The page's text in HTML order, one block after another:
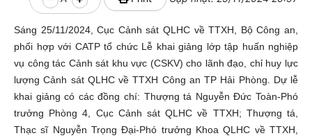
Sáng 25/11/2024, Cục Cảnh sát QLHC về TTXH, Bộ Công an,
phối hợp với CATP tổ chức Lễ khai giảng lớp tập huấn nghiệp
vụ công tác Cảnh sát khu vực (CSKV) cho lãnh đạo, chỉ huy lực
lượng Cảnh sát QLHC về TTXH Công an TP Hải Phòng. Dự lễ
khai giảng có các đồng chí: Thượng tá Nguyễn Đức Toàn-Phó
trưởng Phòng 4, Cục Cảnh sát QLHC về TTXH; Thượng tá,
Thạc sĩ Nguyễn Trọng Đại-Phó trưởng Khoa QLHC về TTXH,